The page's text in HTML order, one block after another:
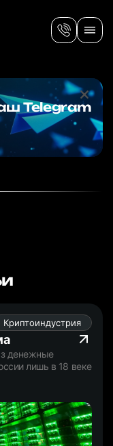
Telegram
Криптоиндустрия
денежные
лишь в 18 веке